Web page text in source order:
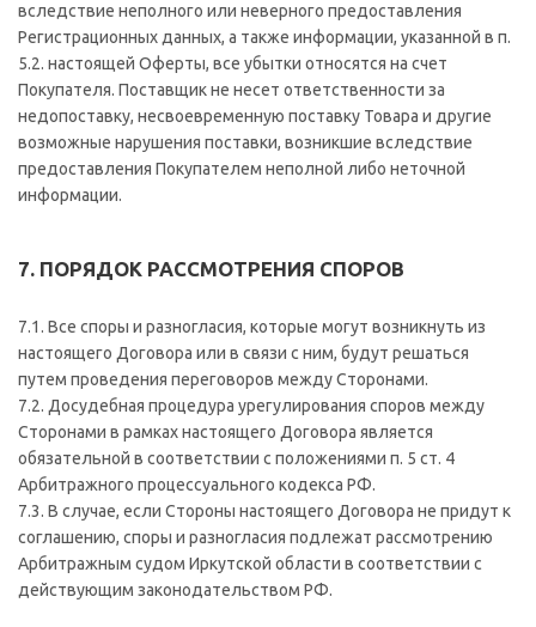
вследствие неполного или неверного предоставления
Регистрационных данных, а также информации, указанной в п.
5.2. настоящей Оферты, все убытки относятся на счет
Покупателя. Поставщик не несет ответственности за
недопоставку, несвоевременную поставку Товара и другие
возможные нарушения поставки, возникшие вследствие
предоставления Покупателем неполной либо неточной
информации.
7. ПОРЯДОК РАССМОТРЕНИЯ СПОРОВ
7.1. Все споры и разногласия, которые могут возникнуть из
настоящего Договора или в связи с ним, будут решаться
путем проведения переговоров между Сторонами.
7.2. Досудебная процедура урегулирования споров между
Сторонами в рамках настоящего Договора является
обязательной в соответствии с положениями п. 5 ст. 4
Арбитражного процессуального кодекса РФ.
7.3. В случае, если Стороны настоящего Договора не придут к
соглашению, споры и разногласия подлежат рассмотрению
Арбитражным судом Иркутской области в соответствии с
действующим законодательством РФ.